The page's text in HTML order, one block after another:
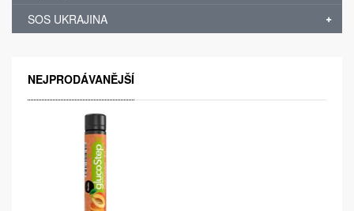
SOS UKRAJINA
NEJPRODÁVANĚJŠÍ